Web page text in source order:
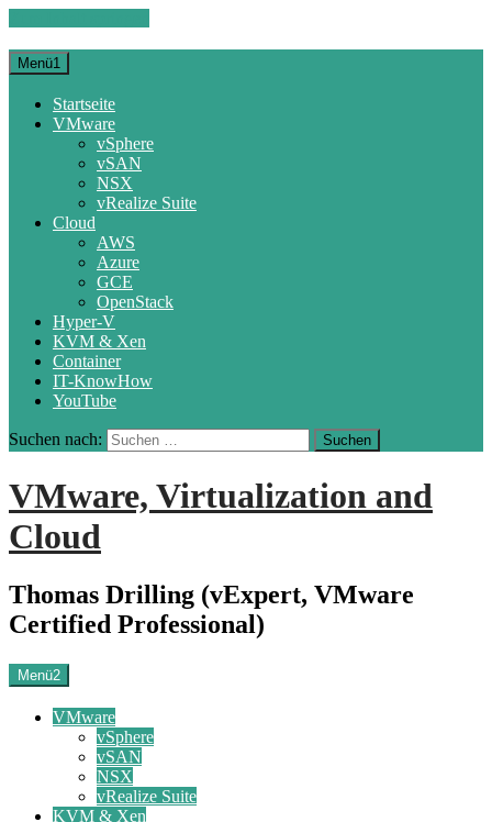
Menü1
Startseite
VMware
vSphere
vSAN
NSX
vRealize Suite
Cloud
AWS
Azure
GCE
OpenStack
Hyper-V
KVM & Xen
Container
IT-KnowHow
YouTube
Suchen nach:
VMware, Virtualization and
Cloud
Thomas Drilling (vExpert, VMware
Certified Professional)
Menü2
VMware
vSphere
vSAN
NSX
vRealize Suite
KVM & Xen